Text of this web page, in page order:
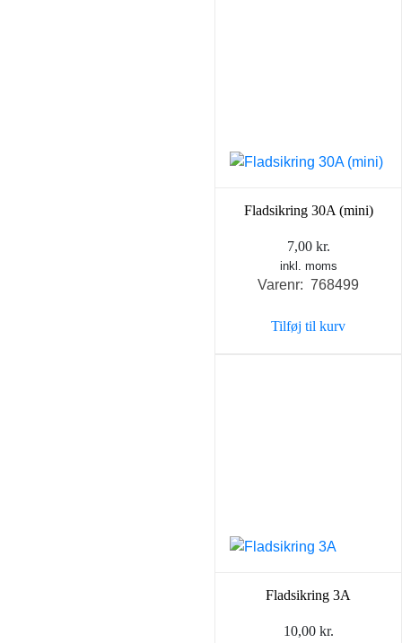
Fladsikring 30A (mini)
7,00 kr.
inkl. moms
Varenr: 768499
Tilføj til kurv
Fladsikring 3A
10,00 kr.